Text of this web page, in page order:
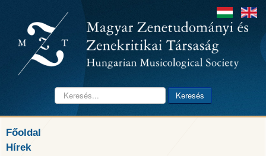
Keresés... Keresés
Főoldal
Hírek